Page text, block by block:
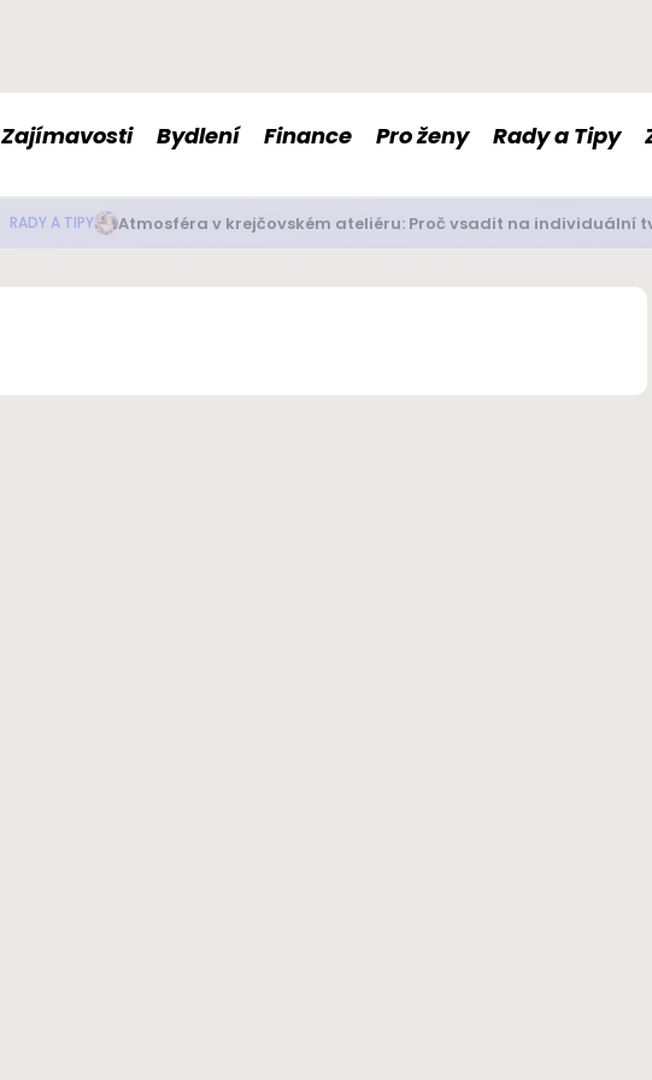
Zajímavosti Bydlení Finance Pro ženy Rady a Tipy
ZDRAVÍ Jaké doplňky stravy nám mohou pomoci s imunitou či nervovou